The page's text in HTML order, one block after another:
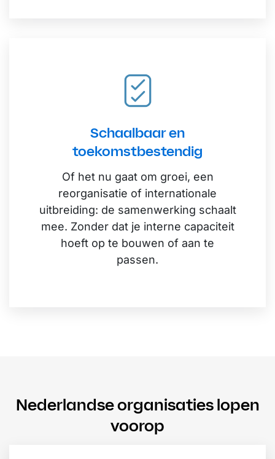
Schaalbaar en
toekomstbestendig
Of het nu gaat om groei, een
reorganisatie of internationale
uitbreiding: de samenwerking schaalt
mee. Zonder dat je interne capaciteit
hoeft op te bouwen of aan te
passen.
Nederlandse organisaties lopen
voorop